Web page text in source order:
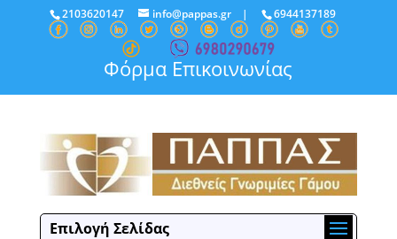
2103620147 info@pappas.gr| 6944137189
Φόρμα Επικοινωνίας
Επιλογή Σελίδας